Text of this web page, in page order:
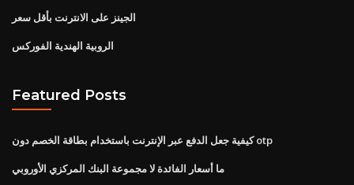
الجينز على الانترنت بأقل سعر
الروبية الهندية الفوركس
Featured Posts
كيفية جعل الدفع عبر الإنترنت باستخدام بطاقة الخصم دون otp
ما أسعار الفائدة لا مجموعة البنك المركزي الأوروبي